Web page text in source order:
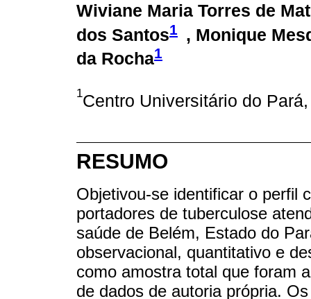
Wiviane Maria Torres de
dos Santos1 , Monique
da Rocha1
1Centro Universitário do
RESUMO
Objetivou-se identificar o perfil
portadores de tuberculose
saúde de Belém, Estado do
observacional, quantitativo e
como amostra total que foram
de dados de autoria própria.